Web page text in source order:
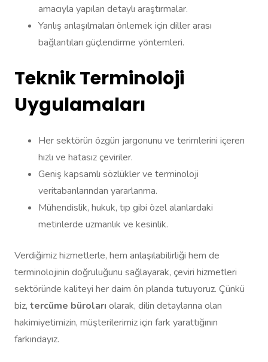
amacıyla yapılan detaylı araştırmalar.
Yanlış anlaşılmaları önlemek için diller arası
bağlantıları güçlendirme yöntemleri.
Teknik Terminoloji
Uygulamaları
Her sektörün özgün jargonunu ve terimlerini içeren
hızlı ve hatasız çeviriler.
Geniş kapsamlı sözlükler ve terminoloji
veritabanlarından yararlanma.
Mühendislik, hukuk, tıp gibi özel alanlardaki
metinlerde uzmanlık ve kesinlik.
Verdiğimiz hizmetlerle, hem anlaşılabilirliği hem de
terminolojinin doğruluğunu sağlayarak, çeviri hizmetleri
sektöründe kaliteyi her daim ön planda tutuyoruz. Çünkü
biz, tercüme büroları olarak, dilin detaylarına olan
hakimiyetimizin, müşterilerimiz için fark yarattığının
farkındayız.